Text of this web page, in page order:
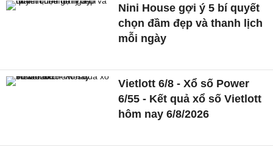
Nini House gợi ý 5 bí quyết
chọn đầm đẹp và thanh lịch
mỗi ngày
Vietlott 6/8 - Xổ số Power
6/55 - Kết quả xổ số Vietlott
hôm nay 6/8/2026